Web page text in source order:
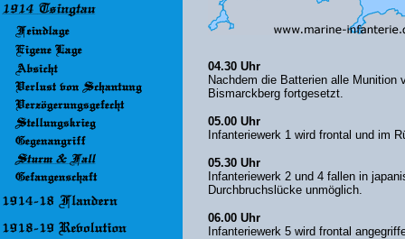
04.30 Uhr
Nachdem die Batterien alle Munition
Bismarckberg fortgesetzt.
05.00 Uhr
Infanteriewerk 1 wird frontal und im
05.30 Uhr
Infanteriewerk 2 und 4 fallen in
Durchbruchslücke unmöglich.
06.00 Uhr
Infanteriewerk 5 wird frontal